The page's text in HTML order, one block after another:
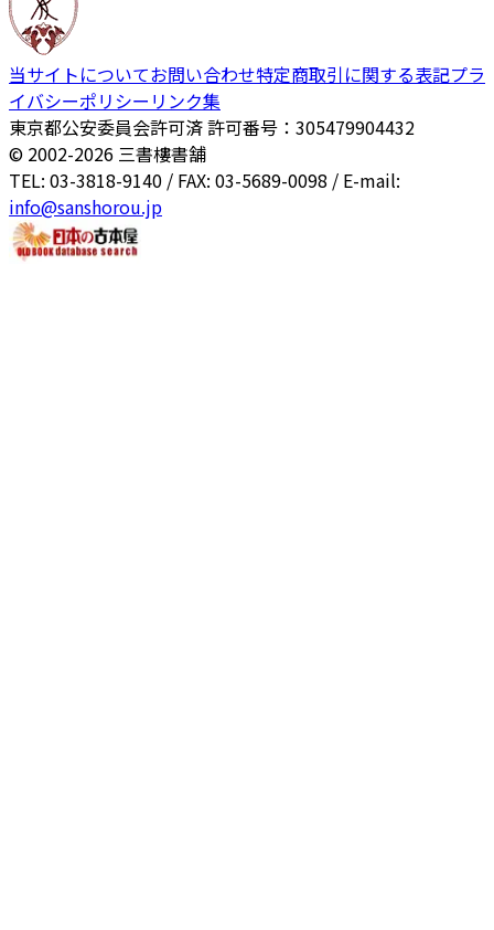
当サイトについてお問い合わせ特定商取引に関する表記プラ
イバシーポリシー リンク集
東京都公安委員会許可済 許可番号：305479904432
© 2002-2026 三書樓書舗
TEL: 03-3818-9140 / FAX: 03-5689-0098 / E-mail:
info@sanshorou.jp